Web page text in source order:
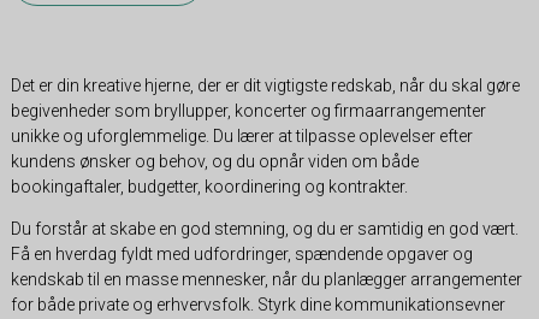
Det er din kreative hjerne, der er dit vigtigste redskab, når du skal gøre
begivenheder som bryllupper, koncerter og firmaarrangementer
unikke og uforglemmelige. Du lærer at tilpasse oplevelser efter
kundens ønsker og behov, og du opnår viden om både
bookingaftaler, budgetter, koordinering og kontrakter.
Du forstår at skabe en god stemning, og du er samtidig en god vært.
Få en hverdag fyldt med udfordringer, spændende opgaver og
kendskab til en masse mennesker, når du planlægger arrangementer
for både private og erhvervsfolk. Styrk dine kommunikationsevner